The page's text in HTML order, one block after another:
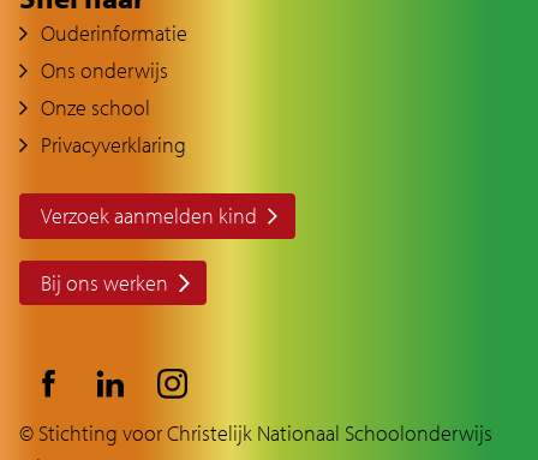
Ouderinformatie
Ons onderwijs
Onze school
Privacyverklaring
Verzoek aanmelden kind
Bij ons werken
© Stichting voor Christelijk Nationaal Schoolonderwijs